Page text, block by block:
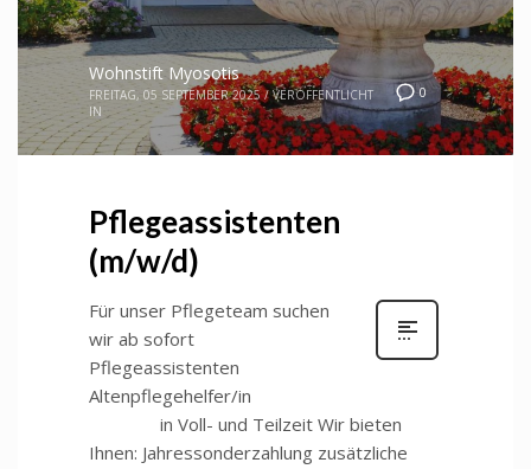
0
Wohnstift Myosotis
FREITAG, 05 SEPTEMBER 2025 / VERÖFFENTLICHT
IN
Pflegeassistenten
(m/w/d)
Für unser Pflegeteam suchen
wir ab sofort
Pflegeassistenten
Altenpflegehelfer/in
in Voll- und Teilzeit Wir bieten
Ihnen: Jahressonderzahlung zusätzliche